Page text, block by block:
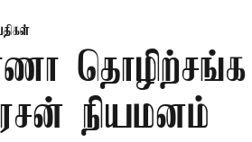
தொழிற்சங்க
நியமனம்